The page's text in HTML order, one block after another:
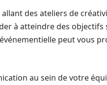
des ateliers de
à atteindre des objectifs
peut vous
au sein de votre